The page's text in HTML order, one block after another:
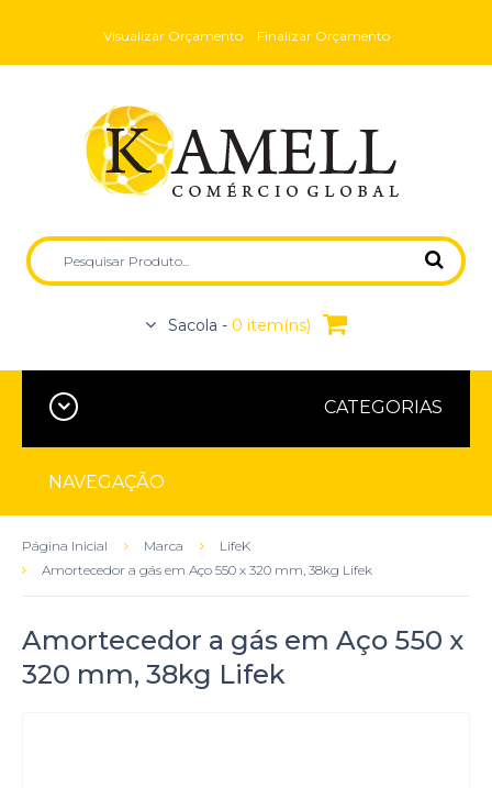
Visualizar Orçamento Finalizar Orçamento
Sacola - 0 item(ns)
CATEGORIAS
NAVEGAÇÃO
Página Inicial Marca
LifeK
Amortecedor a gás em Aço 550 x 320 mm, 38kg Lifek
Amortecedor a gás em Aço 550 x
320 mm, 38kg Lifek